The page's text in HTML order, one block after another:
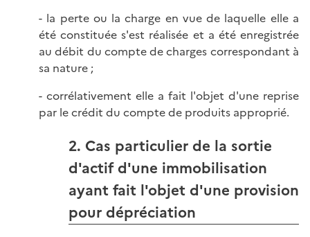
- la perte ou la charge en vue de laquelle elle a
été constituée s'est réalisée et a été enregistrée
au débit du compte de charges correspondant à
sa nature ;
- corrélativement elle a fait l'objet d'une reprise
par le crédit du compte de produits approprié.
2. Cas particulier de la sortie
d'actif d'une immobilisation
ayant fait l'objet d'une provision
pour dépréciation